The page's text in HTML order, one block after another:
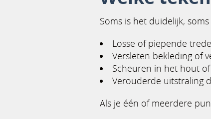
Soms is het duidelijk,
Losse of piepende
Versleten bekleding of
Scheuren in het hout
Verouderde uitstraling
Als je één of meerdere